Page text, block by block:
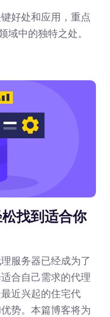
好处和应用，重点
域中的独特之处。
找到适合你
服务器已经成为了
合自己需求的代理
近兴起的住宅代
势。本篇博客将为